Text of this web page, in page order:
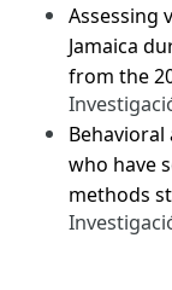
Assessing
Jamaica
from the
who have
methods